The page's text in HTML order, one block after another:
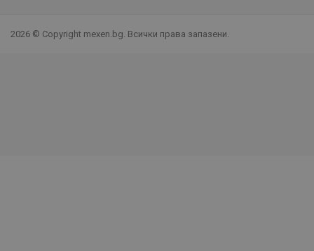
2026 © Copyright mexen.bg. Всички права запазени.